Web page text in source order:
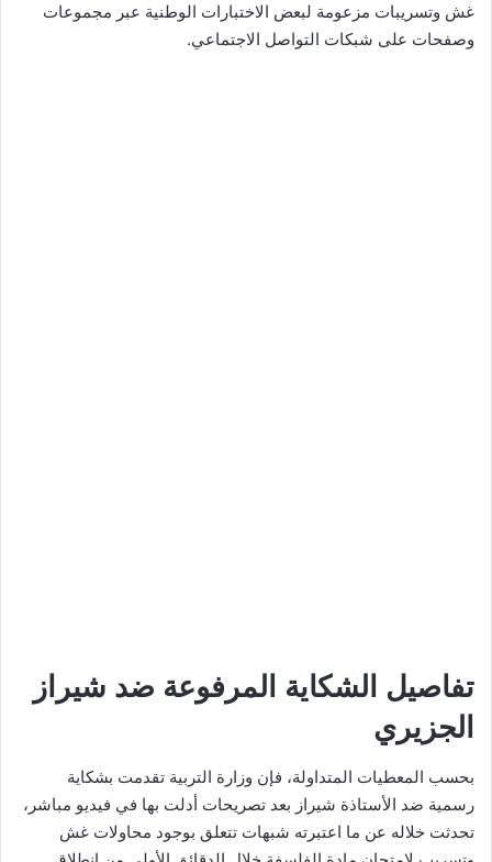
غش وتسريبات مزعومة لبعض الاختبارات الوطنية عبر مجموعات
وصفحات على شبكات التواصل الاجتماعي.
تفاصيل الشكاية المرفوعة ضد شيراز
الجزيري
بحسب المعطيات المتداولة، فإن وزارة التربية تقدمت بشكاية
رسمية ضد الأستاذة شيراز بعد تصريحات أدلت بها في فيديو مباشر،
تحدثت خلاله عن ما اعتبرته شبهات تتعلق بوجود محاولات غش